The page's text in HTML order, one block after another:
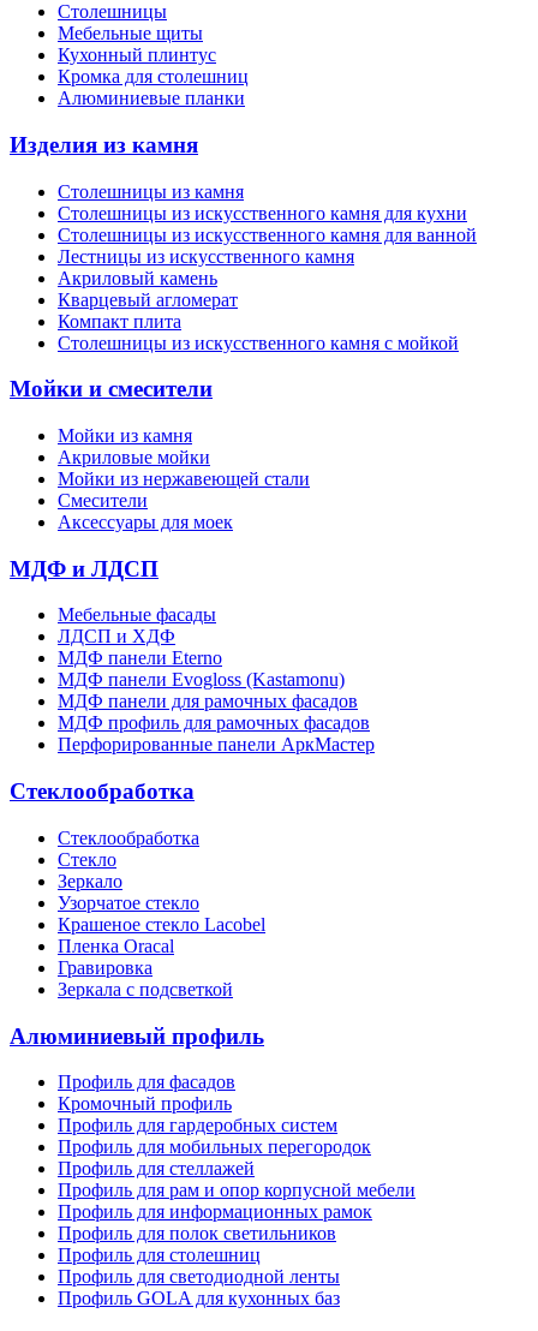
Столешницы
Мебельные щиты
Кухонный плинтус
Кромка для столешниц
Алюминиевые планки
Изделия из камня
Столешницы из камня
Cтолешницы из искусственного камня для кухни
Cтолешницы из искусственного камня для ванной
Лестницы из искусственного камня
Акриловый камень
Кварцевый агломерат
Компакт плита
Столешницы из искусственного камня с мойкой
Мойки и смесители
Мойки из камня
Акриловые мойки
Мойки из нержавеющей стали
Смесители
Аксессуары для моек
МДФ и ЛДСП
Мебельные фасады
ЛДСП и ХДФ
МДФ панели Eterno
МДФ панели Evogloss (Kastamonu)
МДФ панели для рамочных фасадов
МДФ профиль для рамочных фасадов
Перфорированные панели АркМастер
Стеклообработка
Стеклообработка
Стекло
Зеркало
Узорчатое стекло
Крашеное стекло Lacobel
Пленка Oracal
Гравировка
Зеркала с подсветкой
Алюминиевый профиль
Профиль для фасадов
Кромочный профиль
Профиль для гардеробных систем
Профиль для мобильных перегородок
Профиль для стеллажей
Профиль для рам и опор корпусной мебели
Профиль для информационных рамок
Профиль для полок светильников
Профиль для столешниц
Профиль для светодиодной ленты
Профиль GOLA для кухонных баз